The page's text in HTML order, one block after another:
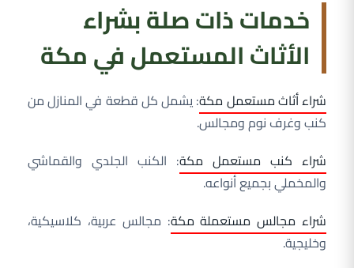
خدمات ذات صلة بشراء
الأثاث المستعمل في مكة
شراء أثاث مستعمل مكة: يشمل كل قطعة في المنازل من
كنب وغرف نوم ومجالس.
شراء كنب مستعمل مكة: الكنب الجلدي والقماشي
والمخملي بجميع أنواعه.
شراء مجالس مستعملة مكة: مجالس عربية، كلاسيكية،
وخليجية.